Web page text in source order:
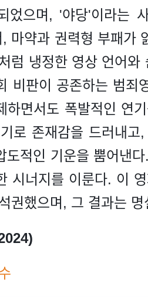
었으며, '야당'이라는
마약과 권력형 부패가
럼 냉정한 영상 언어와
비판이 공존하는 범죄
하면서도 폭발적인 연
로 존재감을 드러내
도적인 기운을 뿜어낸
시너지를 이룬다. 이
권했으며, 그 결과는 명